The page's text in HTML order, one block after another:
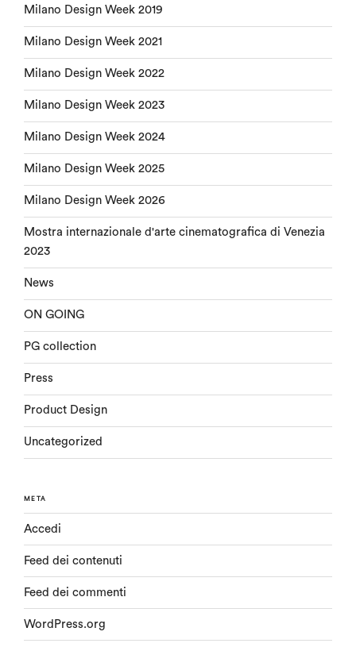
Milano Design Week 2019
Milano Design Week 2021
Milano Design Week 2022
Milano Design Week 2023
Milano Design Week 2024
Milano Design Week 2025
Milano Design Week 2026
Mostra internazionale d'arte cinematografica di Venezia
2023
News
ON GOING
PG collection
Press
Product Design
Uncategorized
META
Accedi
Feed dei contenuti
Feed dei commenti
WordPress.org